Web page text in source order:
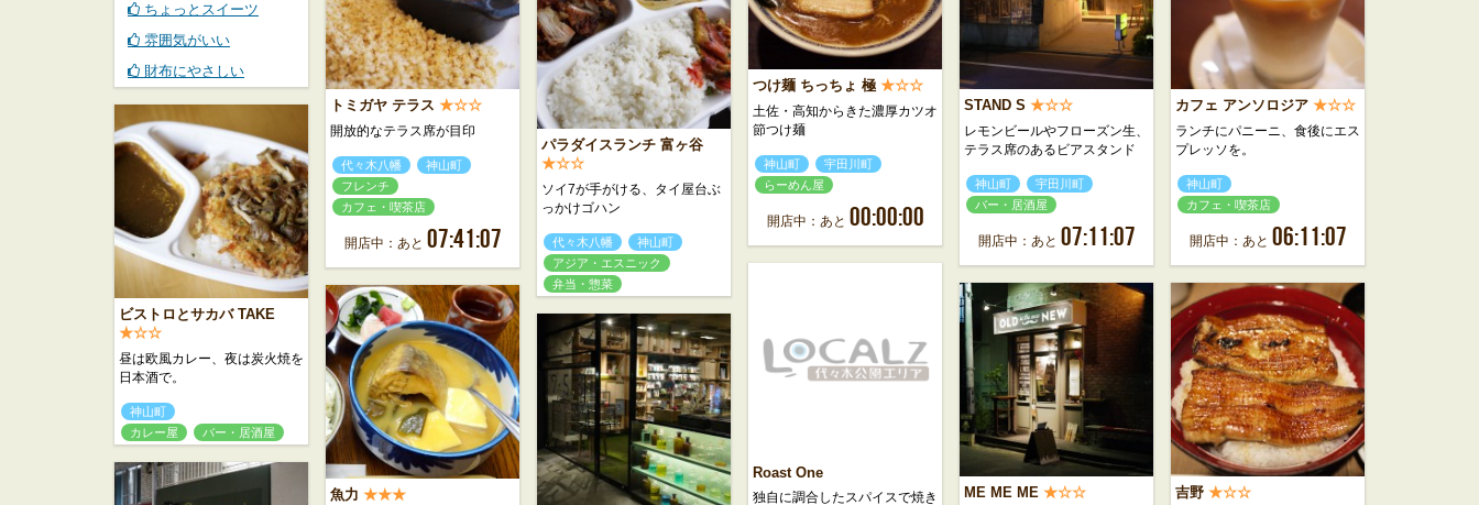
ちょっとスイーツ
雰囲気がいい
財布にやさしい
つけ麺 ちっちょ 極 ★☆☆
土佐・高知からきた濃厚カツオ
節つけ麺
神山町
宇田川町
らーめん屋
開店中：あと 00:00:00
トミガヤ テラス ★☆☆
開放的なテラス席が目印
代々木八幡
神山町
フレンチ
カフェ・喫茶店
開店中：あと 07:41:07
STAND S ★☆☆
レモンビールやフローズン生、
テラス席のあるビアスタンド
神山町
宇田川町
バー・居酒屋
開店中：あと 07:11:07
カフェ アンソロジア ★☆☆
ランチにパニーニ、食後にエス
プレッソを。
神山町
カフェ・喫茶店
開店中：あと 06:11:07
パラダイスランチ 富ヶ谷
★☆☆
ソイ7が手がける、タイ屋台ぶ
っかけゴハン
代々木八幡
神山町
アジア・エスニック
弁当・惣菜
ビストロとサカバ TAKE
★☆☆
昼は欧風カレー、夜は炭火焼を
日本酒で。
神山町
カレー屋
バー・居酒屋
Roast One
独自に調合したスパイスで焼き
ME ME ME ★☆☆ 吉野 ★☆☆
魚力 ★★★